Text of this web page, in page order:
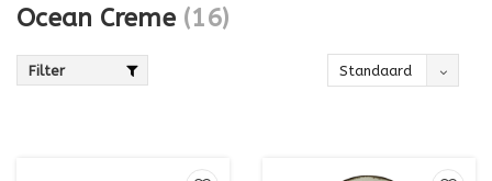
Ocean Creme (16)
Filter Standaard